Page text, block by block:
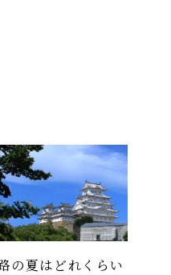
の夏はどれくらい